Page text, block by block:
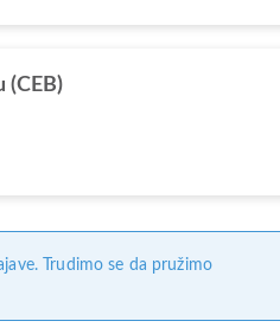
(CEB)
Trudimo se da pružimo